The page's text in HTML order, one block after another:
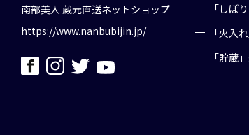
南部美人 蔵元直送ネットショップ
https://www.nanbubijin.jp/
「しぼ
「火入
「貯蔵